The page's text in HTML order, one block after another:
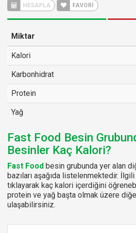
HESAPLA FAVORİ
Miktar
Kalori
Karbonhidrat
Protein
Yağ
Fast Food Besin
Besinler Kaç Kalori?
Fast Food besin grubunda yer alan
bazıları aşağıda listelenmektedir.
tıklayarak kaç kalori içerdiğini
protein ve yağ başta olmak üzere
ulaşabilirsiniz.